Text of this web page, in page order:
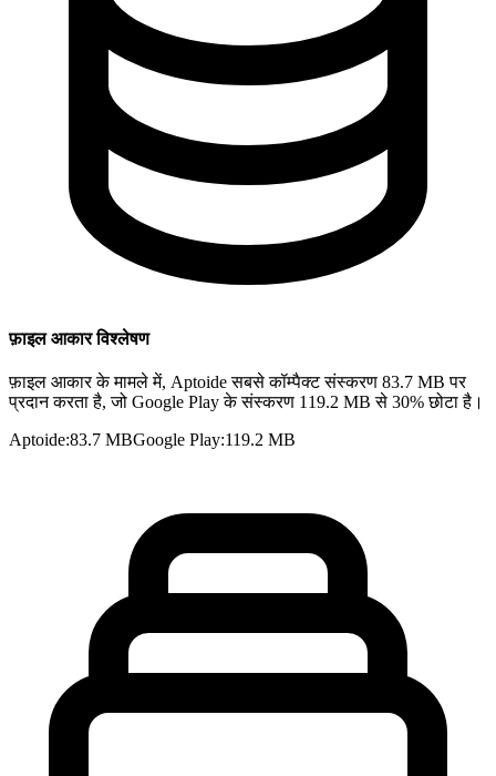
फ़ाइल आकार विश्लेषण
फ़ाइल आकार के मामले में, Aptoide सबसे कॉम्पैक्ट संस्करण 83.7 MB पर
प्रदान करता है, जो Google Play के संस्करण 119.2 MB से 30% छोटा है।
Aptoide:83.7 MBGoogle Play:119.2 MB